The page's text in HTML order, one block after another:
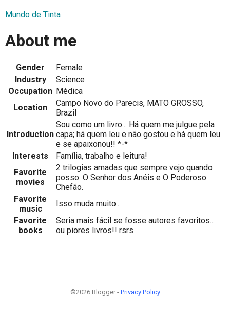
Mundo de Tinta
About me
Gender
Female
Industry
Science
Occupation Médica
Location
Campo Novo do Parecis, MATO GROSSO,
Brazil
Introduction
Sou como um livro... Há quem me julgue pela
capa; há quem leu e não gostou e há quem leu
e se apaixonou!! *-*
Interests
Família, trabalho e leitura!
Favorite
movies
2 trilogias amadas que sempre vejo quando
posso: O Senhor dos Anéis e O Poderoso
Chefão.
Favorite
music
Isso muda muito...
Favorite
books
Seria mais fácil se fosse autores favoritos...
ou piores livros!! rsrs
©2026 Blogger - Privacy Policy